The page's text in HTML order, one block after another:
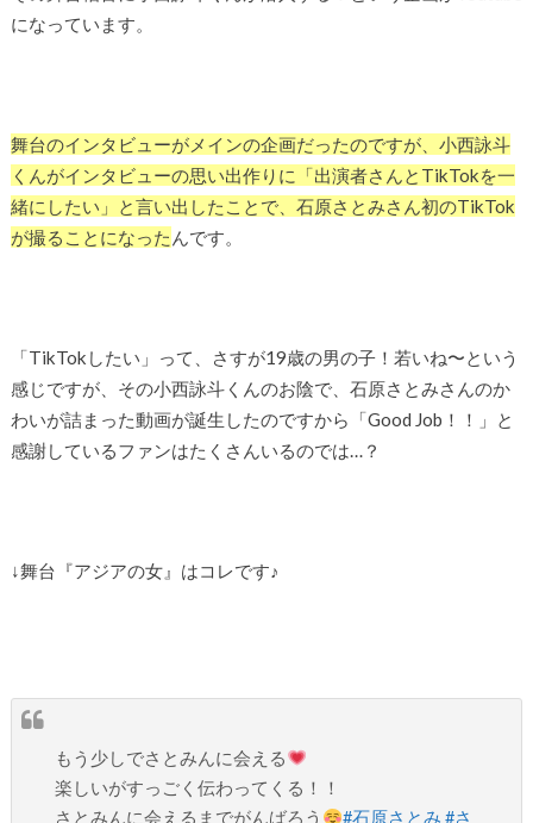
になっています。
舞台のインタビューがメインの企画だったのですが、小西詠斗
くんがインタビューの思い出作りに「出演者さんとTikTokを一
緒にしたい」と言い出したことで、石原さとみさん初のTikTok
が撮ることになった んです。
「TikTokしたい」って、さすが19歳の男の子！若いね〜という
感じですが、その小西詠斗くんのお陰で、石原さとみさんのか
わいが詰まった動画が誕生したのですから「Good Job！！」と
感謝しているファンはたくさんいるのでは…？
↓舞台『アジアの女』はコレです♪
もう少しでさとみんに会える
楽しいがすっごく伝わってくる！！
さとみんに会えるまでがんばろう
#石原さとみ #さ